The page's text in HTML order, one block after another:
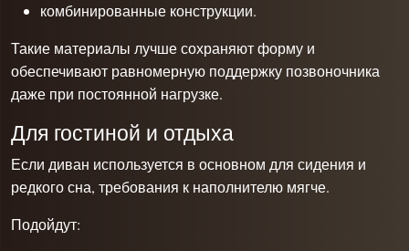
комбинированные конструкции.
Такие материалы лучше сохраняют форму и
обеспечивают равномерную поддержку позвоночника
даже при постоянной нагрузке.
Для гостиной и отдыха
Если диван используется в основном для сидения и
редкого сна, требования к наполнителю мягче.
Подойдут: